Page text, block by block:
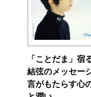
「ことだま」宿
結弦のメッセ
言がもたらす心